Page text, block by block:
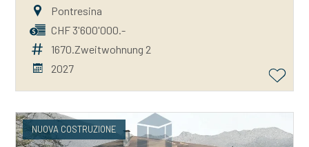
Pontresina
CHF 3'600'000.-
1670.Zweitwohnung 2
2027
NUOVA COSTRUZIONE